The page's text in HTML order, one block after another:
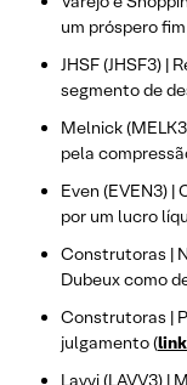
um próspero
JHSF (JHSF3) |
segmento de
Melnick
pela
Even (EVEN3)
por um lucro
Construtoras |
Dubeux como
Construtoras |
julgamento (link
Lavvi (LAVV3) |